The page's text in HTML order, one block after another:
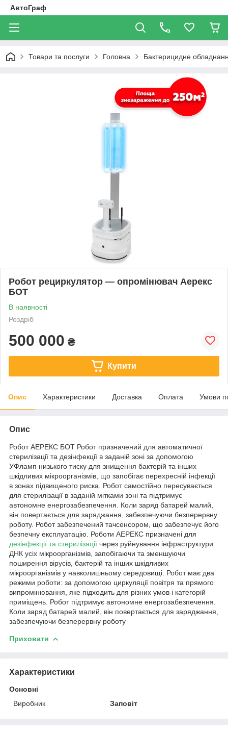
АвтоГраф
Товари та послуги Головна Бактерицидне
Робот рециркулятор — опромінювач Аерекс
БОТ
В наявності
Роздріб
500 000 ₴
Купити
Опис Характеристики Доставка Оплата Умови
Опис
Робот АЕРЕКС БОТ Робот призначений для автоматичної
стерилізації та дезінфекції в заданій зоні за допомогою
УФламп низького тиску для знищення бактерій та інших
шкідливих мікроорганізмів, що запобігає перехресній інфекції
в зонах підвищеного риска. Робот самостійно пересувається
для стерилізації в заданій мітками зоні та підтримує
автономне енергозабезпечення. Коли заряд батарей малий,
він повертається для заряджання, забезпечуючи безперервну
роботу. Робот забезпечений тачсенсором, що забезпечує його
безпечну експлуатацію. Роботи АЕРЕКС призначені для
дезінфекції та стерилізації через руйнування інфраструктури
ДНК усіх мікроорганізмів, запобігаючи та зменшуючи
поширення вірусів, бактерій та інших шкідливих
мікроорганізмів у навколишньому середовищі. Робот має два
режими роботи: за допомогою циркуляції повітря та прямого
випромінювання, яке підходить для різних умов і категорій
приміщень. Робот підтримує автономне енергозабезпечення.
Коли заряд батарей малий, він повертається для заряджання,
забезпечуючи безперервну роботу
Приховати
Характеристики
Основні
Виробник
Заповіт